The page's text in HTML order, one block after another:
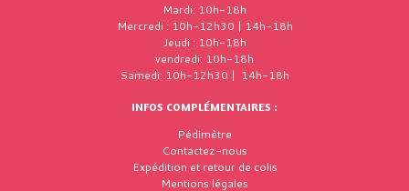
Mardi: 10h-18h
Mercredi : 10h-12h30 | 14h-18h
Jeudi : 10h-18h
vendredi: 10h-18h
Samedi: 10h-12h30 | 14h-18h
INFOS COMPLÉMENTAIRES :
Pédimètre
Contactez-nous
Expédition et retour de colis
Mentions légales